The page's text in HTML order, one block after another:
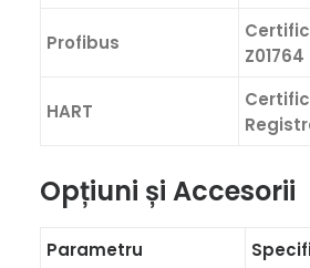
Profibus
Z01764
HART
Opțiuni și Accesorii
Parametru